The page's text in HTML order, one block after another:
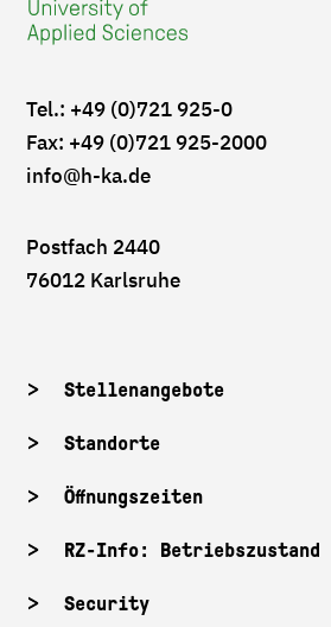
Tel.: +49 (0)721 925-0
Fax: +49 (0)721 925-2000
info@h-ka.de
Postfach 2440
76012 Karlsruhe
Stellenangebote
Standorte
Öffnungszeiten
RZ-Info: Betriebszustand
Security